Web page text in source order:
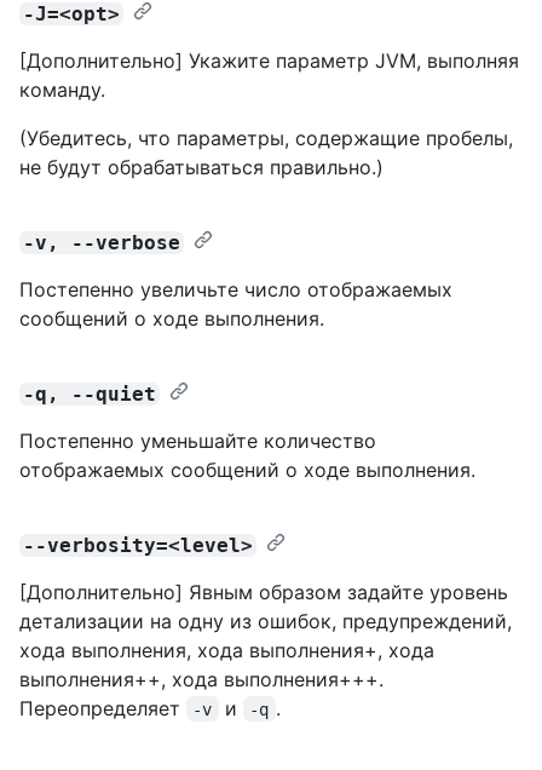
-J=<opt>
[Дополнительно] Укажите параметр JVM, выполняя
команду.
(Убедитесь, что параметры, содержащие пробелы,
не будут обрабатываться правильно.)
-v, --verbose
Постепенно увеличьте число отображаемых
сообщений о ходе выполнения.
-q, --quiet
Постепенно уменьшайте количество
отображаемых сообщений о ходе выполнения.
--verbosity=<level>
[Дополнительно] Явным образом задайте уровень
детализации на одну из ошибок, предупреждений,
хода выполнения, хода выполнения+, хода
выполнения++, хода выполнения+++.
Переопределяет
-v и -q .